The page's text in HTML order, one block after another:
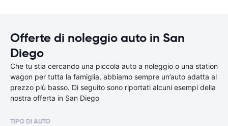
Offerte di noleggio auto in San
Diego
Che tu stia cercando una piccola auto a noleggio o una station
wagon per tutta la famiglia, abbiamo sempre un’auto adatta al
prezzo più basso. Di seguito sono riportati alcuni esempi della
nostra offerta in San Diego
TIPO DI AUTO